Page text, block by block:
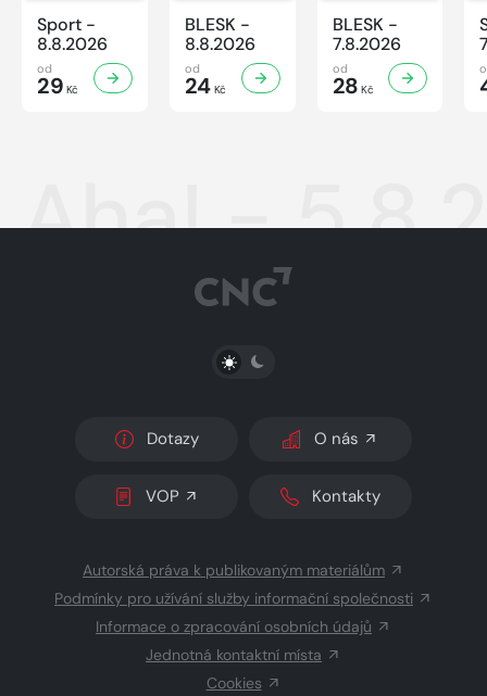
Sport -
8.8.2026
od
29 Kč
BLESK -
8.8.2026
od
24Kč
BLESK -
7.8.2026
od
28 Kč
Aha! -
PŘEPNOUT SVĚTLÝ/TMAVÝ REŽIM
Dotazy O nás
VOP Kontakty
Autorská práva k publikovaným materiálům
Podmínky pro užívání služby informační společnosti
Informace o zpracování osobních údajů
Jednotná kontaktní místa
Cookies